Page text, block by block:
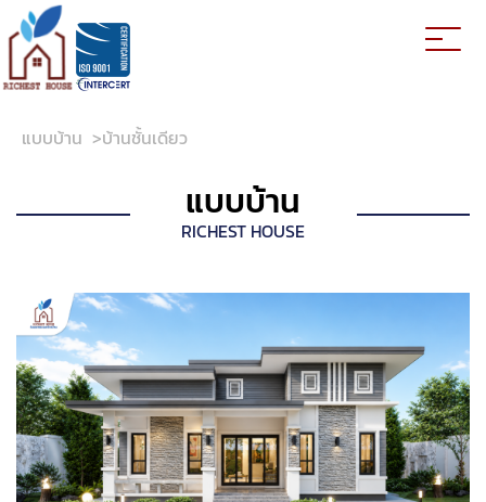
แบบบ้าน >บ้านชั้นเดียว
แบบบ้าน
RICHEST HOUSE